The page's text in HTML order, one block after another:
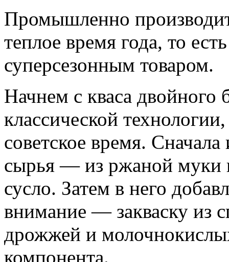
Начнем с кваса двойного
классической
советское время. Сначала
сырья — из ржаной муки
сусло. Затем в него
внимание — закваску из
дрожжей и
компонента.
Эта смесь бродит.
образуют спирт, и
придают кислый